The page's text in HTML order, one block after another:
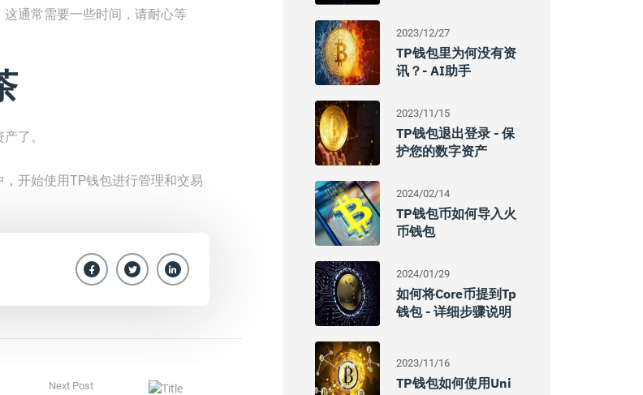
通常需要一些时间，请耐心等
了。
开始使用TP钱包进行管理和交易
Next Post
2023/12/27
TP钱包里为何没有资
讯？- AI助手
2023/11/15
TP钱包退出登录 - 保
护您的数字资产
2024/02/14
TP钱包币如何导入火
币钱包
2024/01/29
如何将core币提到tp
钱包 - 详细步骤说明
2023/11/16
TP钱包如何使用Uni